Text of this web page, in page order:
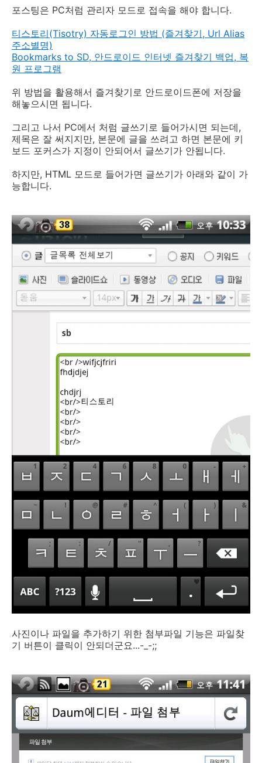
포스팅은 PC처럼 관리자 모드로 접속을 해야 합니다.
티스토리(Tisotry) 자동로그인 방법 (즐겨찾기, Url Alias
주소별명)
Bookmarks to SD, 안드로이드 인터넷 즐겨찾기 백업, 복
원 프로그램
위 방법을 활용해서 즐겨찾기로 안드로이드폰에 저장을
해놓으시면 됩니다.
그리고 나서 PC에서 처럼 글쓰기로 들어가시면 되는데,
제목은 잘 써지지만, 본문에 글을 쓰려고 하면 본문에 키
보드 포커스가 지정이 안되어서 글쓰기가 안됩니다.
하지만, HTML 모드로 들어가면 글쓰기가 아래와 같이 가
능합니다.
사진이나 파일을 추가하기 위한 첨부파일 기능은 파일찾
기 버튼이 클릭이 안되더군요...-_-;;